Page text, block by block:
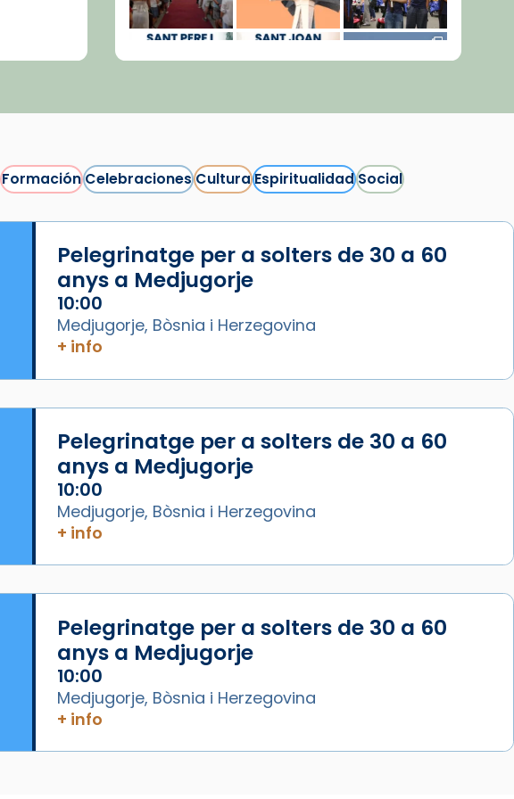
Cargar más...
FormaciónCelebracionesCulturaEspiritualidadSocial
Pelegrinatge per a solters de 30 a 60
anys a Medjugorje
10:00
Medjugorje, Bòsnia i Herzegovina
+ info
Pelegrinatge per a solters de 30 a 60
anys a Medjugorje
10:00
Medjugorje, Bòsnia i Herzegovina
+ info
Pelegrinatge per a solters de 30 a 60
anys a Medjugorje
10:00
Medjugorje, Bòsnia i Herzegovina
+ info